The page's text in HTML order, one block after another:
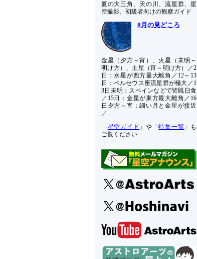
夏の大三角、天の川、流星群、星
空撮影。初級者向けの観察ガイド
8月の見どころ
金星（夕方～宵）、火星（未明～
明け方）、土星（宵～明け方）／2
日：水星が西方最大離角／12～13
日：ペルセウス座流星群が極大／1
3日未明：スペインなどで皆既日食
／15日：金星が東方最大離角／16
日夕方～宵：細い月と金星が接近
／…
「 星空ガイド 」や「特集一覧 」も
ご覧ください